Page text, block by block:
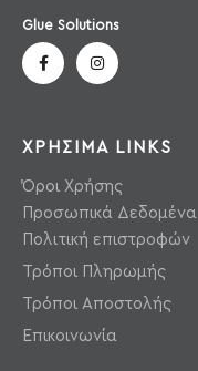
Glue Solutions
ΧΡΗΣΙΜΑ LINKS
Όροι Χρήσης
Προσωπικά Δεδομένα
Πολιτική επιστροφών
Τρόποι Πληρωμής
Τρόποι Αποστολής
Επικοινωνία